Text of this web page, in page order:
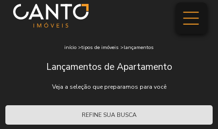
início >tipos de imóveis >lançamentos
Lançamentos de Apartamento
Veja a seleção que preparamos para você
REFINE SUA BUSCA